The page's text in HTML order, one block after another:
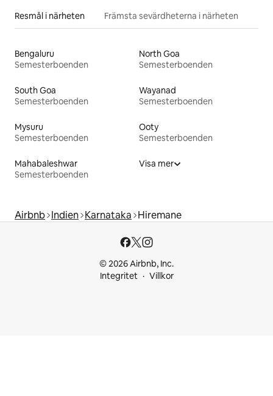
Resmål i närheten Främsta sevärdheterna i närheten
Bengaluru
Semesterboenden
North Goa
Semesterboenden
South Goa
Semesterboenden
Wayanad
Semesterboenden
Mysuru
Semesterboenden
Ooty
Semesterboenden
Mahabaleshwar
Semesterboenden
Visa mer
Airbnb Indien Karnataka Hiremane
© 2026 Airbnb, Inc.
Integritet
Villkor